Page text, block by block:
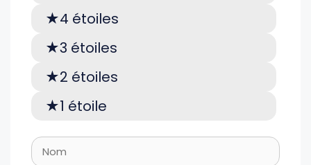
4 étoiles
3 étoiles
2 étoiles
1 étoile